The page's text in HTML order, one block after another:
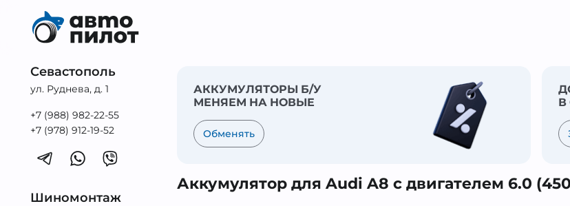
Севастополь
ул. Руднева, д. 1
+7 (988) 982-22-55
+7 (978) 912-19-52
Шиномонтаж
АККУМУЛЯТОРЫ Б/У
МЕНЯЕМ НА НОВЫЕ
Обменять
В
Аккумулятор для Audi A8 с двигателем 6.0